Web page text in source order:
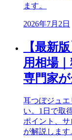
ます。
2026年7月2日
【最新
用相場
専門家
耳つぼジュ
い。1日で取
ポイント、
が解説します